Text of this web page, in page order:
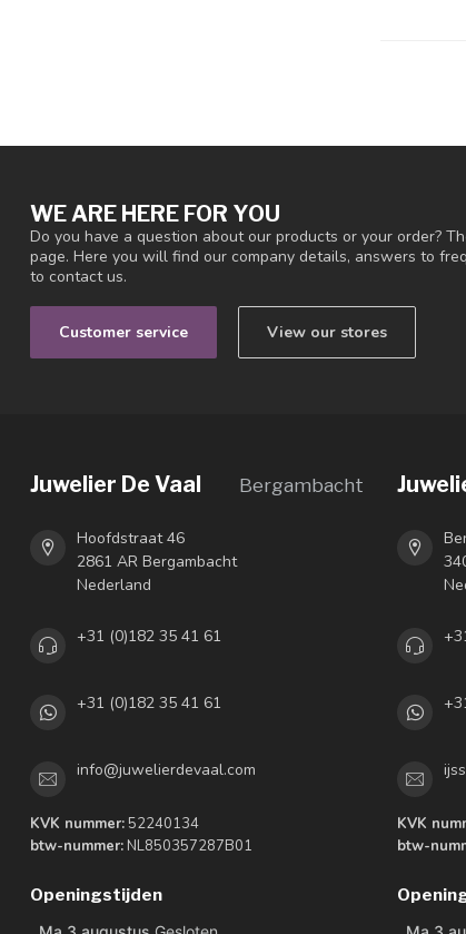
WE ARE HERE FOR YOU
Do you have a question about our products or your order?
page. Here you will find our company details, answers to
to contact us.
Customer service View our stores
Juwelier De Vaal Bergambacht
Hoofdstraat 46
2861 AR Bergambacht
Nederland
+31 (0)182 35 41 61
+31 (0)182 35 41 61
info@juwelierdevaal.com
KVK nummer: 52240134
btw-nummer: NL850357287B01
Openingstijden
KVK
btw-